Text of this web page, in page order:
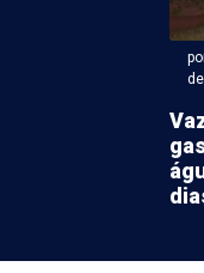
de
graves
em
de acidente envolvendo
no final da manhã